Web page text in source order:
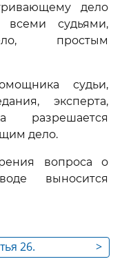
дело
всеми судьями,
простым
судьи,
эксперта,
разрешается
дело.
вопроса о
выносится
>
26.